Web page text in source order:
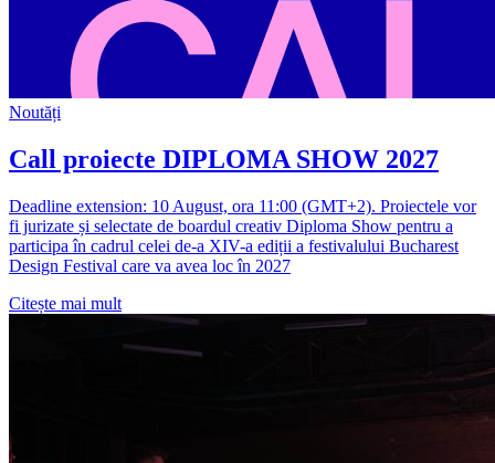
Noutăți
Call proiecte DIPLOMA SHOW 2027
Deadline extension: 10 August, ora 11:00 (GMT+2). Proiectele vor
fi jurizate și selectate de boardul creativ Diploma Show pentru a
participa în cadrul celei de-a XIV-a ediții a festivalului Bucharest
Design Festival care va avea loc în 2027
Citește mai mult